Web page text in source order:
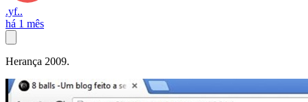
.yf..
há 1 mês
Herança 2009.